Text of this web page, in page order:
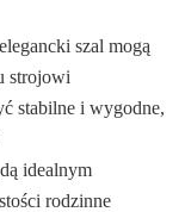
szal mogą
strojowi
stabilne i wygodne,
idealnym
rodzinne